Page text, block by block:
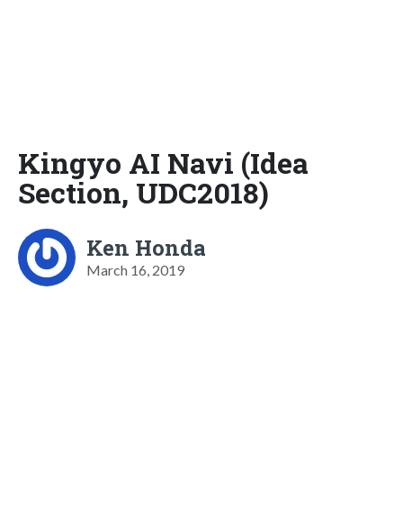
Kingyo AI Navi (Idea
Section, UDC2018)
Ken Honda
March 16, 2019